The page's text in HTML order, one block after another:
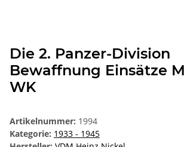
Die 2. Panzer-Division
Bewaffnung Einsätze
WK
Artikelnummer: 1994
Kategorie: 1933 - 1945